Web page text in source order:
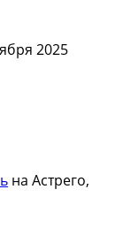
2025
на Астрего,